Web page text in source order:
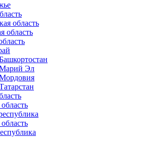
область
область
Эл